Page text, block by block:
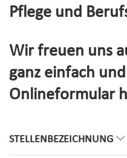
Pflege und
Wir freuen uns
ganz einfach
Onlineformular
STELLENBEZEICHNUNG